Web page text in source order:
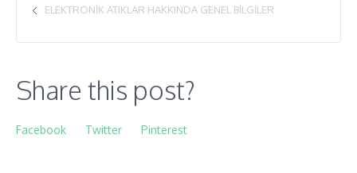
ELEKTRONIK ATIKLAR HAKKINDA GENEL BILGILER
Share this post?
Facebook Twitter Pinterest